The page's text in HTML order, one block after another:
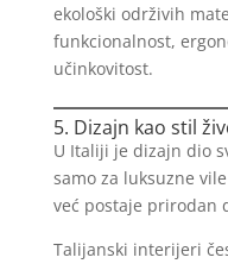
ekološki održivih
funkcionalnost,
učinkovitost.
5. Dizajn kao stil
U Italiji je dizajn dio
samo za luksuzne
već postaje prirodan
Talijanski interijeri